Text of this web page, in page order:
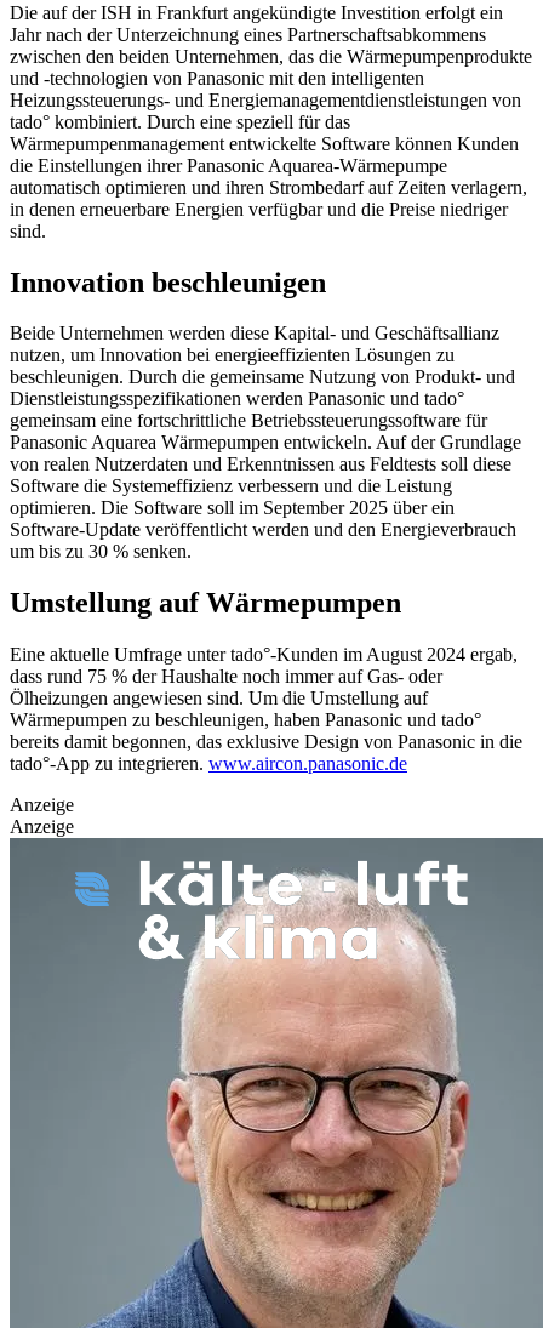
Die auf der ISH in Frankfurt angekündigte Investition erfolgt ein
Jahr nach der Unterzeichnung eines Partnerschaftsabkommens
zwischen den beiden Unternehmen, das die Wärmepumpenprodukte
und -technologien von Panasonic mit den intelligenten
Heizungssteuerungs- und Energiemanagementdienstleistungen von
tado° kombiniert. Durch eine speziell für das
Wärmepumpenmanagement entwickelte Software können Kunden
die Einstellungen ihrer Panasonic Aquarea-Wärmepumpe
automatisch optimieren und ihren Strombedarf auf Zeiten verlagern,
in denen erneuerbare Energien verfügbar und die Preise niedriger
sind.
Innovation beschleunigen
Beide Unternehmen werden diese Kapital- und Geschäftsallianz
nutzen, um Innovation bei energieeffizienten Lösungen zu
beschleunigen. Durch die gemeinsame Nutzung von Produkt- und
Dienstleistungsspezifikationen werden Panasonic und tado°
gemeinsam eine fortschrittliche Betriebssteuerungssoftware für
Panasonic Aquarea Wärmepumpen entwickeln. Auf der Grundlage
von realen Nutzerdaten und Erkenntnissen aus Feldtests soll diese
Software die Systemeffizienz verbessern und die Leistung
optimieren. Die Software soll im September 2025 über ein
Software-Update veröffentlicht werden und den Energieverbrauch
um bis zu 30 % senken.
Umstellung auf Wärmepumpen
Eine aktuelle Umfrage unter tado°-Kunden im August 2024 ergab,
dass rund 75 % der Haushalte noch immer auf Gas- oder
Ölheizungen angewiesen sind. Um die Umstellung auf
Wärmepumpen zu beschleunigen, haben Panasonic und tado°
bereits damit begonnen, das exklusive Design von Panasonic in die
tado°-App zu integrieren. www.aircon.panasonic.de
Anzeige
Anzeige